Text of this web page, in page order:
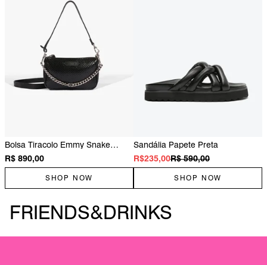
Bolsa Tiracolo Emmy Snake
Couro Preta
R$ 890,00
SHOP NOW
Sandália Papete Preta
R$ 590,00
R$235,00
SHOP NOW
FRIENDS&DRINKS